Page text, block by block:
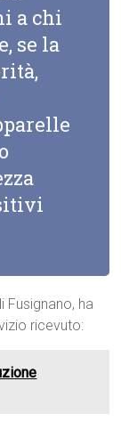
a chi
se la
Fusignano, ha
ricevuto: